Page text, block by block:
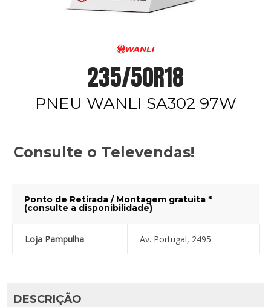
235/50R18
PNEU WANLI SA302 97W
Consulte o Televendas!
Ponto de Retirada / Montagem gratuita *
(consulte a disponibilidade)
Loja Pampulha Av. Portugal, 2495
DESCRIÇÃO